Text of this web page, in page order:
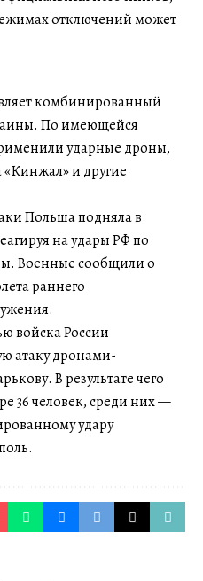
отключений может
комбинированный
По имеющейся
ударные дроны,
«Кинжал» и другие
Польша подняла в
на удары РФ по
Военные сообщили о
раннего
войска России
атаку дронами-
В результате чего
36 человек, среди них —
удару